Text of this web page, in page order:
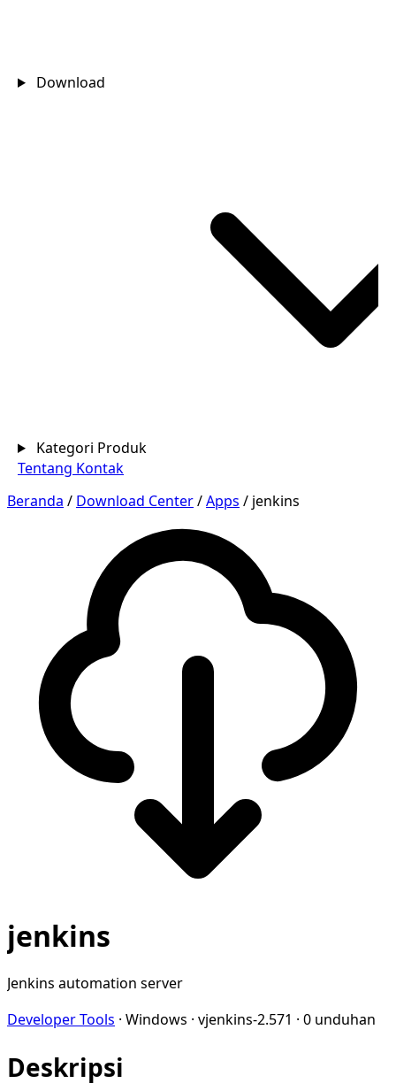
Download
Kategori Produk
Tentang Kontak
Beranda / Download Center/Apps / jenkins
jenkins
Jenkins automation server
Developer Tools · Windows · vjenkins-2.571 · 0 unduhan
Deskripsi